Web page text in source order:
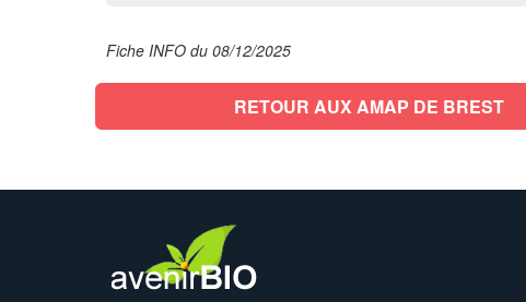
Fiche INFO du 08/12/2025
RETOUR AUX AMAP DE BREST